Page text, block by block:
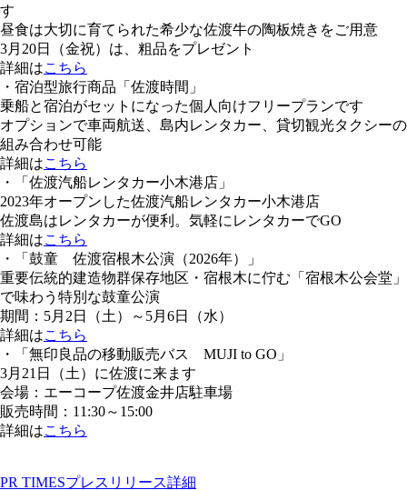
す
昼食は大切に育てられた希少な佐渡牛の陶板焼きをご用意
3月20日（金祝）は、粗品をプレゼント
詳細はこちら
・宿泊型旅行商品「佐渡時間」
乗船と宿泊がセットになった個人向けフリープランです
オプションで車両航送、島内レンタカー、貸切観光タクシーの
組み合わせ可能
詳細はこちら
・「佐渡汽船レンタカー小木港店」
2023年オープンした佐渡汽船レンタカー小木港店
佐渡島はレンタカーが便利。気軽にレンタカーでGO
詳細はこちら
・「鼓童 佐渡宿根木公演（2026年）」
重要伝統的建造物群保存地区・宿根木に佇む「宿根木公会堂」
で味わう特別な鼓童公演
期間：5月2日（土）～5月6日（水）
詳細はこちら
・「無印良品の移動販売バス MUJI to GO」
3月21日（土）に佐渡に来ます
会場：エーコープ佐渡金井店駐車場
販売時間：11:30～15:00
詳細はこちら
PR TIMESプレスリリース詳細